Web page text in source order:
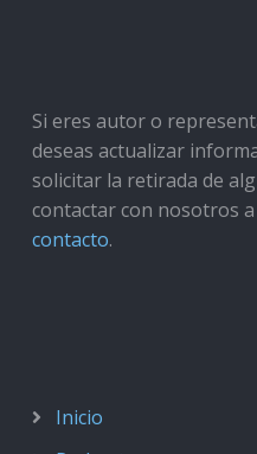
Si eres autor o
deseas actualizar
solicitar la retirada de
contactar con nosotros
contacto.
Inicio